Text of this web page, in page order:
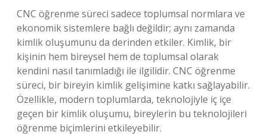
CNC öğrenme süreci sadece toplumsal normlara ve
ekonomik sistemlere bağlı değildir; aynı zamanda
kimlik oluşumunu da derinden etkiler. Kimlik, bir
kişinin hem bireysel hem de toplumsal olarak
kendini nasıl tanımladığı ile ilgilidir. CNC öğrenme
süreci, bir bireyin kimlik gelişimine katkı sağlayabilir.
Özellikle, modern toplumlarda, teknolojiyle iç içe
geçen bir kimlik oluşumu, bireylerin bu teknolojileri
öğrenme biçimlerini etkileyebilir.